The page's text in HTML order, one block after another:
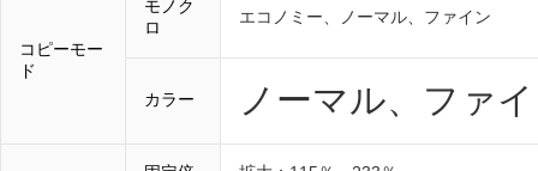
コピーモー
ド
モノク
ロ
エコノミー、ノーマル、ファイン
カラー ノーマル、ファ